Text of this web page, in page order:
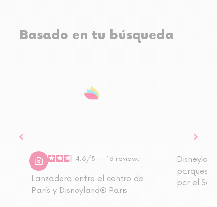
Basado en tu búsqueda
4.6/5 - 16 reviews
Lanzadera entre el centro de
París y Disneyland® Paris
parques
por el